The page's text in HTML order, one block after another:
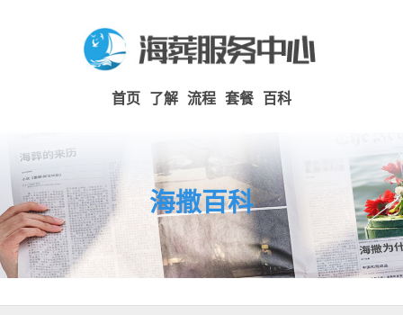
首页 了解 流程 套餐 百科
海撒百科